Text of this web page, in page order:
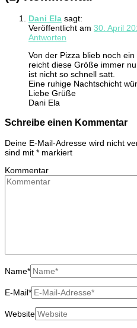
Dani Ela sagt:
Veröffentlicht am 30. April
Antworten
Von der Pizza blieb noch
reicht diese Größe immer
ist nicht so schnell satt.
Eine ruhige Nachtschicht
Liebe Grüße
Dani Ela
Schreibe einen Kommentar
Deine E-Mail-Adresse wird nicht
sind mit * markiert
Kommentar
Name*
E-Mail*
Website